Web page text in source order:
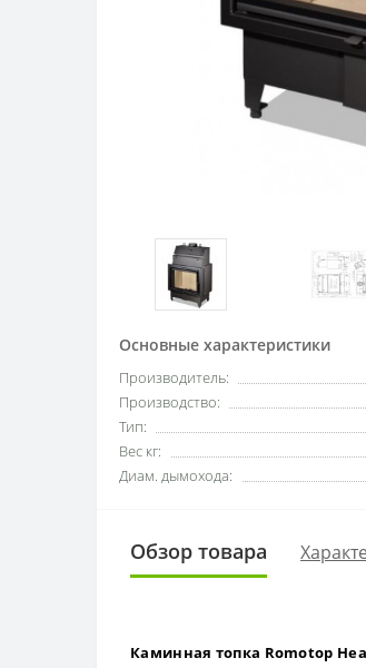
Основные характеристики
Производитель:
Производство:
Тип:
Вес кг:
Диам. дымохода:
Обзор товара
Каминная топка Romotop